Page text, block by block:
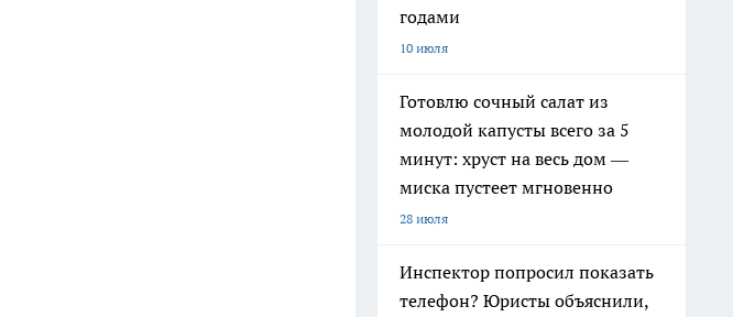
годами
10 июля
Готовлю сочный салат из
молодой капусты всего за 5
минут: хруст на весь дом —
миска пустеет мгновенно
28 июля
Инспектор попросил показать
телефон? Юристы объяснили,